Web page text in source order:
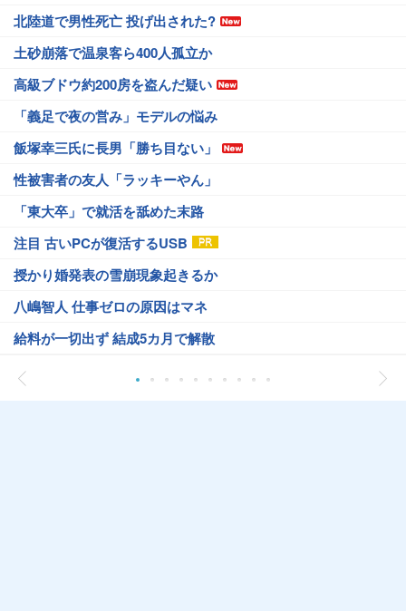
北陸道で男性死亡 投げ出された?
土砂崩落で温泉客ら400人孤立か
高級ブドウ約200房を盗んだ疑い
「義足で夜の営み」モデルの悩み
飯塚幸三氏に長男「勝ち目ない」
性被害者の友人「ラッキーやん」
「東大卒」で就活を舐めた末路
注目 古いPCが復活するUSB
授かり婚発表の雪崩現象起きるか
八嶋智人 仕事ゼロの原因はマネ
給料が一切出ず 結成5カ月で解散